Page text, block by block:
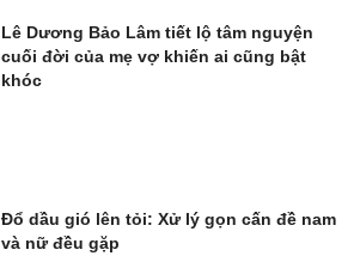
Lê Dương Bảo Lâm tiết lộ tâm nguyện
cuối đời của mẹ vợ khiến ai cũng bật
khóc
Đổ dầu gió lên tỏi: Xử lý gọn cấn đề nam
và nữ đều gặp